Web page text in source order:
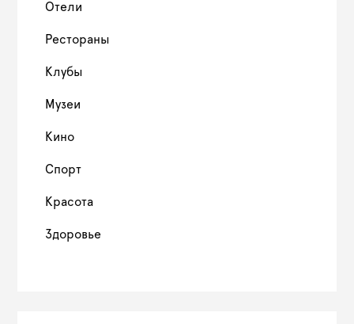
Отели
Рестораны
Клубы
Музеи
Кино
Спорт
Красота
Здоровье